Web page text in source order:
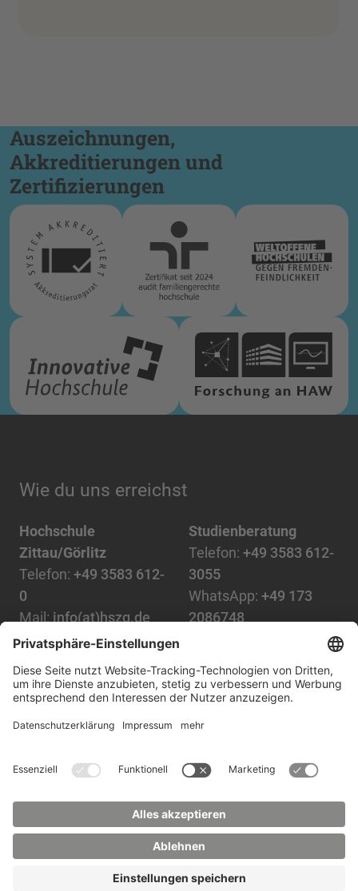
Auszeichnungen,
Akkreditierungen und
Zertifizierungen
Wie du uns erreichst
Hochschule
Zittau/Görlitz
Telefon: +49 3583 612-
0
Mail: info(at)hszg.de
Studienberatung
Telefon: +49 3583 612-
3055
WhatsApp: +49 173
2086748
Alle StudiengängeDatenschutz
ImpressumBarrierefreiheitPresse